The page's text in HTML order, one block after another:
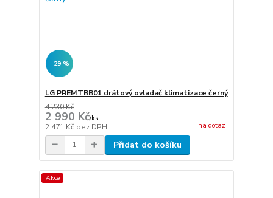
- 29 %
LG PREMTBB01 drátový ovladač klimatizace černý
4 230 Kč
2 990 Kč/ks
2 471 Kč bez DPH na dotaz
Přidat do košíku
Akce